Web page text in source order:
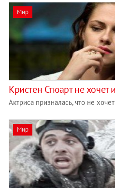
Мир
Кристен Стюарт не хочет
Актриса призналась, что не
Мир